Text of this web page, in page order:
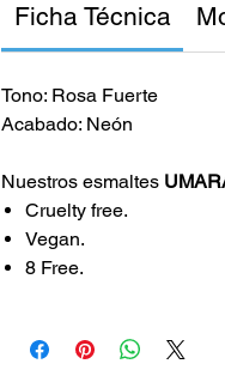
Ficha Técnica
Tono: Rosa Fuerte
Acabado: Neón
Nuestros esmaltes
Cruelty free.
Vegan.
8 Free.